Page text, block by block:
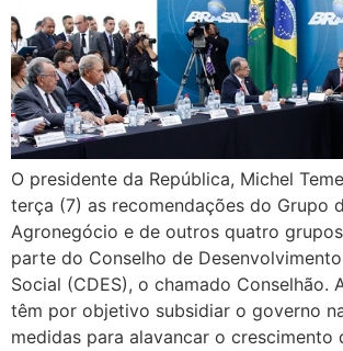
O presidente da República, Michel
terça (7) as recomendações do Grupo
Agronegócio e de outros quatro
parte do Conselho de
Social (CDES), o chamado Conselhão.
têm por objetivo subsidiar o governo
medidas para alavancar o crescimento